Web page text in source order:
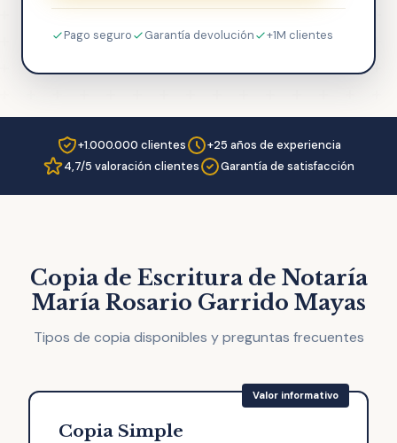
Pago seguro Garantía devolución +1M clientes
+1.000.000 clientes
+25 años de experiencia
4,7/5 valoración clientes
Garantía de satisfacción
Copia de Escritura de Notaría
María Rosario Garrido Mayas
Tipos de copia disponibles y preguntas frecuentes
Copia Simple